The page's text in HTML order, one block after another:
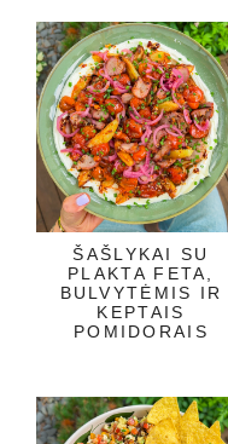
ŠAŠLYKAI SU
PLAKTA FETA,
BULVYTĖMIS IR
KEPTAIS
POMIDORAIS